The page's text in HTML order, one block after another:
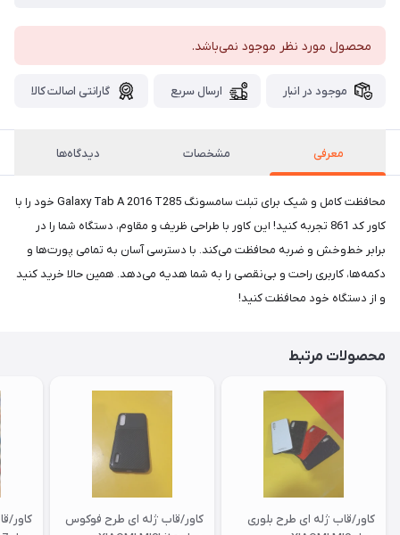
محصول مورد نظر موجود نمی‌باشد.
موجود در انبار ارسال سریع گارانتی اصالت کالا
معرفی مشخصات دیدگاه‌ها
محافظت کامل و شیک برای تبلت سامسونگ Galaxy Tab A 2016 T285 خود را با
کاور کد 861 تجربه کنید! این کاور با طراحی ظریف و مقاوم، دستگاه شما را در
برابر خط‌وخش و ضربه محافظت می‌کند. با دسترسی آسان به تمامی پورت‌ها و
دکمه‌ها، کاربری راحت و بی‌نقصی را به شما هدیه می‌دهد. همین حالا خرید کنید
و از دستگاه خود محافظت کنید!
محصولات مرتبط
کاور/قاب ژله ای طرح بلوری
کاور/قاب ژله ای طرح فوکوس
کاور/